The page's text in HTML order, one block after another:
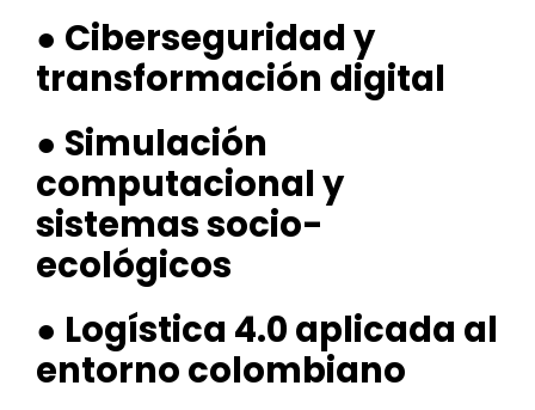
● Ciberseguridad y
transformación digital
● Simulación
computacional y
sistemas socio-
ecológicos
● Logística 4.0 aplicada al
entorno colombiano